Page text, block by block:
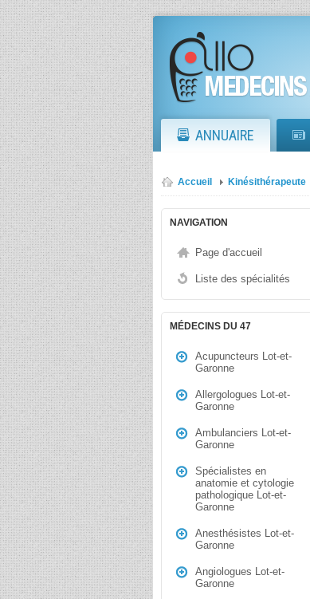
ANNUAIRE
Accueil Kinésithérapeute
NAVIGATION
Page d'accueil
Liste des spécialités
MÉDECINS DU 47
Acupuncteurs Lot-et-
Garonne
Allergologues Lot-et-
Garonne
Ambulanciers Lot-et-
Garonne
Spécialistes en
anatomie et cytologie
pathologique Lot-et-
Garonne
Anesthésistes Lot-et-
Garonne
Angiologues Lot-et-
Garonne